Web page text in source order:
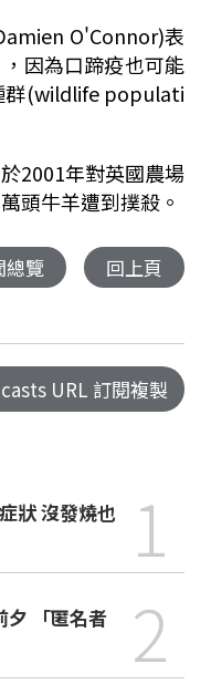
O'Connor)表
因為口蹄疫也可能
群(wildlife populati
2001年對英國農場
頭牛羊遭到撲殺。
總覽 回上頁
URL 訂閱複製
1
夕 「匿名者
2